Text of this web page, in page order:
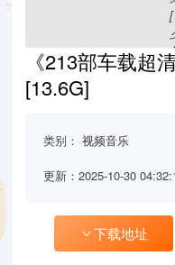
《213部车载超
[13.6G]
类别：视频音乐
更新：2025-10-30
下载地址